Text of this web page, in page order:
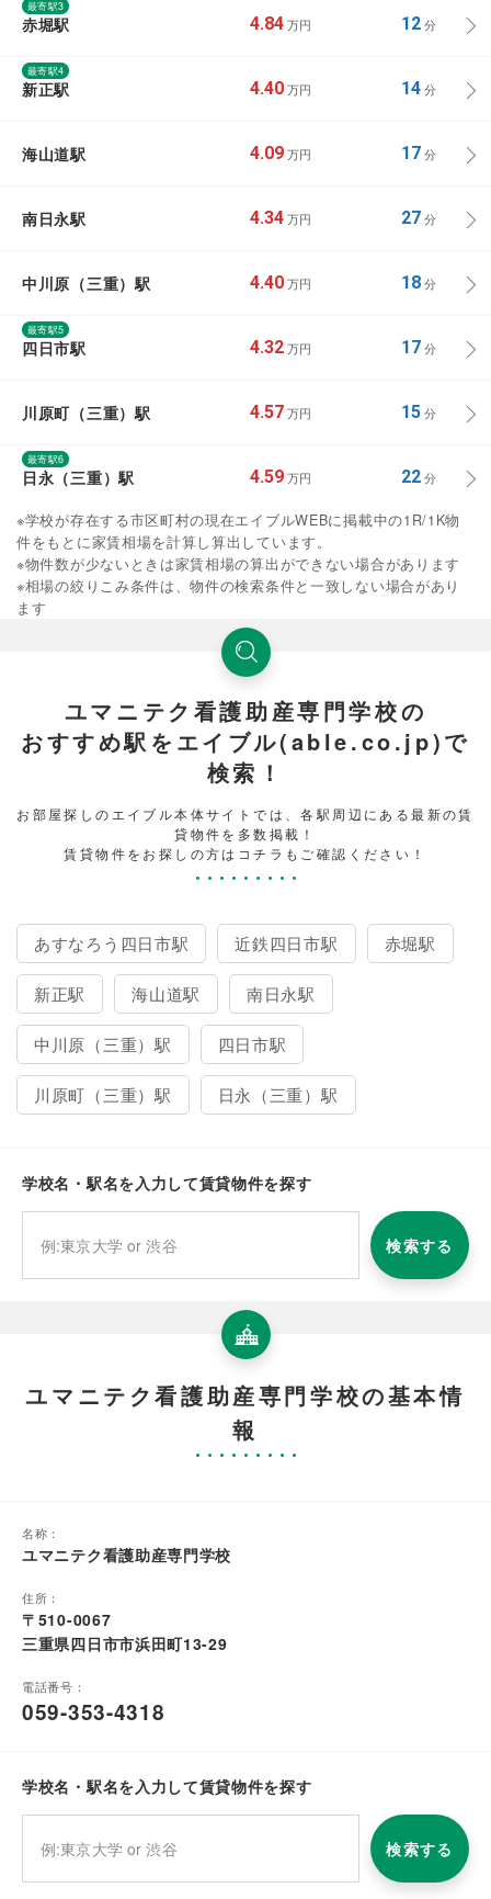
最寄駅3
赤堀駅 4.84 万円 12分
最寄駅4
新正駅 4.40 万円 14分
海山道駅 4.09 万円 17分
南日永駅 4.34 万円 27分
中川原（三重）駅 4.40 万円 18分
最寄駅5
四日市駅 4.32 万円 17分
川原町（三重）駅 4.57 万円 15分
最寄駅6
日永（三重）駅 4.59 万円 22分
※学校が存在する市区町村の現在エイブルWEBに掲載中の1R/1K物
件をもとに家賃相場を計算し算出しています。
※物件数が少ないときは家賃相場の算出ができない場合があります
※相場の絞りこみ条件は、物件の検索条件と一致しない場合があり
ます
ユマニテク看護助産専門学校の
おすすめ駅をエイブル(able.co.jp)で
検索！
お部屋探しのエイブル本体サイトでは、各駅周辺にある最新の賃
貸物件を多数掲載！
賃貸物件をお探しの方はコチラもご確認ください！
あすなろう四日市駅 近鉄四日市駅 赤堀駅
新正駅 海山道駅 南日永駅
中川原（三重）駅 四日市駅
川原町（三重）駅 日永（三重）駅
学校名・駅名を入力して賃貸物件を探す
検索する
ユマニテク看護助産専門学校の基本情
報
名称：
ユマニテク看護助産専門学校
住所：
〒510-0067
三重県四日市市浜田町13-29
電話番号：
059-353-4318
学校名・駅名を入力して賃貸物件を探す
検索する